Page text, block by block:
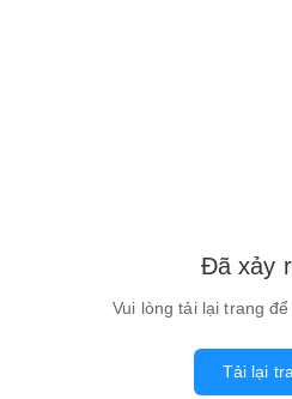
Đã xảy
Vui lòng tải lại trang
Tải lại